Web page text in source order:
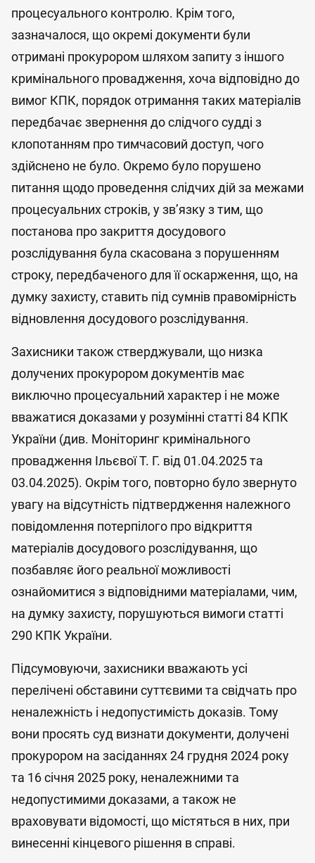
процесуального контролю. Крім того,
зазначалося, що окремі документи були
отримані прокурором шляхом запиту з іншого
кримінального провадження, хоча відповідно до
вимог КПК, порядок отримання таких матеріалів
передбачає звернення до слідчого судді з
клопотанням про тимчасовий доступ, чого
здійснено не було. Окремо було порушено
питання щодо проведення слідчих дій за межами
процесуальних строків, у зв’язку з тим, що
постанова про закриття досудового
розслідування була скасована з порушенням
строку, передбаченого для її оскарження, що, на
думку захисту, ставить під сумнів правомірність
відновлення досудового розслідування.
Захисники також стверджували, що низка
долучених прокурором документів має
виключно процесуальний характер і не може
вважатися доказами у розумінні статті 84 КПК
України (див. Моніторинг кримінального
провадження Ільєвої Т. Г. від 01.04.2025 та
03.04.2025). Окрім того, повторно було звернуто
увагу на відсутність підтвердження належного
повідомлення потерпілого про відкриття
матеріалів досудового розслідування, що
позбавляє його реальної можливості
ознайомитися з відповідними матеріалами, чим,
на думку захисту, порушуються вимоги статті
290 КПК України.
Підсумовуючи, захисники вважають усі
перелічені обставини суттєвими та свідчать про
неналежність і недопустимість доказів. Тому
вони просять суд визнати документи, долучені
прокурором на засіданнях 24 грудня 2024 року
та 16 січня 2025 року, неналежними та
недопустимими доказами, а також не
враховувати відомості, що містяться в них, при
винесенні кінцевого рішення в справі.